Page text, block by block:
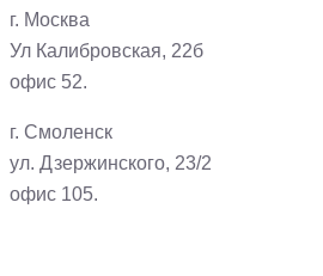
г. Москва
Ул Калибровская, 22б
офис 52.
г. Смоленск
ул. Дзержинского, 23/2
офис 105.